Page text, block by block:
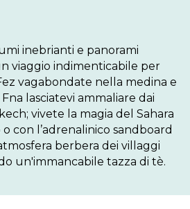
inebrianti e panorami
viaggio indimenticabile per
vagabondate nella medina e
lasciatevi ammaliare dai
vivete la magia del Sahara
con l’adrenalinico sandboard
berbera dei villaggi
un'immancabile tazza di tè.